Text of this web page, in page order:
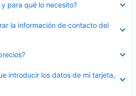
para qué lo necesito?
la información de contacto del
introducir los datos de mi tarjeta,